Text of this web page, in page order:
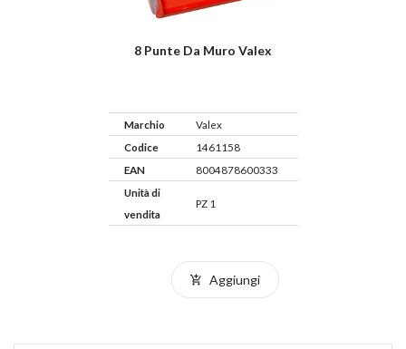
8 Punte Da Muro Valex
Marchio
Valex
Codice
1461158
EAN
8004878600333
Unità di
vendita
PZ 1
Aggiungi